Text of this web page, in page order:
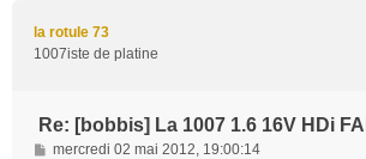
la rotule 73
1007iste de platine
Re: [bobbis] La 1007 1.6 16V HDi
M
mercredi 02 mai 2012, 19:00:14